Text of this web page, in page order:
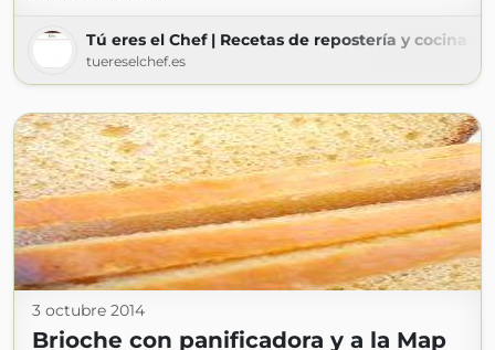
Tú eres el Chef | Recetas de repostería y cocina -
tuereselchef.es
3 octubre 2014
Brioche con panificadora y a la Map